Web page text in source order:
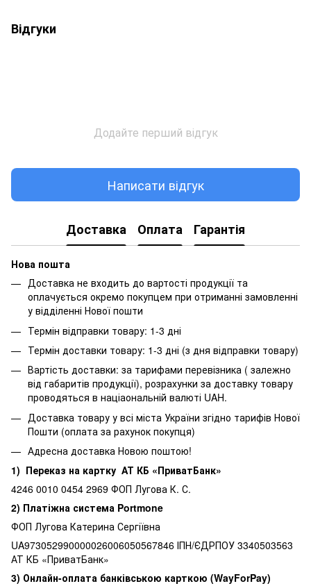
Відгуки
Додайте перший відгук
Написати відгук
Доставка Оплата Гарантія
Нова пошта
Доставка не входить до вартості продукції та
оплачується окремо покупцем при отриманні замовленні
у відділенні Нової пошти
Термін відправки товару: 1-3 дні
Термін доставки товару: 1-3 дні (з дня відправки товару)
Вартість доставки: за тарифами перевізника ( залежно
від габаритів продукції), розрахунки за доставку товару
проводяться в націаональній валюті UAH.
Доставка товару у всі міста України згідно тарифів Нової
Пошти (оплата за рахунок покупця)
Адресна доставка Новою поштою!
1) Переказ на картку АТ КБ «ПриватБанк»
4246 0010 0454 2969 ФОП Лугова К. С.
2) Платіжна система Portmone
ФОП Лугова Катерина Сергіївна
UA973052990000026006050567846 ІПН/ЄДРПОУ 3340503563
АТ КБ «ПриватБанк»
3) Онлайн-оплата банківською карткою (WayForPay)